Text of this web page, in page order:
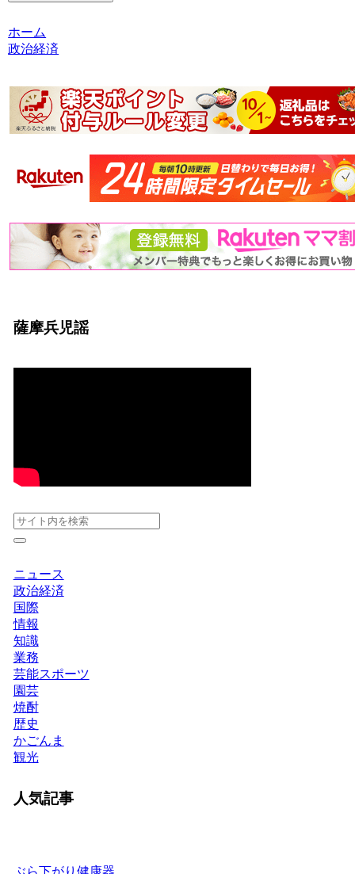
ホーム
政治経済
薩摩兵児謡
ニュース
政治経済
国際
情報
知識
業務
芸能スポーツ
園芸
焼酎
歴史
かごんま
観光
人気記事